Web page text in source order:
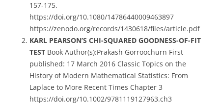
157-175.
https://doi.org/10.1080/14786440009463897
https://zenodo.org/records/1430618/files/article.pdf
KARL PEARSON’S CHI-SQUARED GOODNESS-OF-FIT
TEST Book Author(s):Prakash Gorroochurn First
published: 17 March 2016 Classic Topics on the
History of Modern Mathematical Statistics: From
Laplace to More Recent Times Chapter 3
https://doi.org/10.1002/9781119127963.ch3